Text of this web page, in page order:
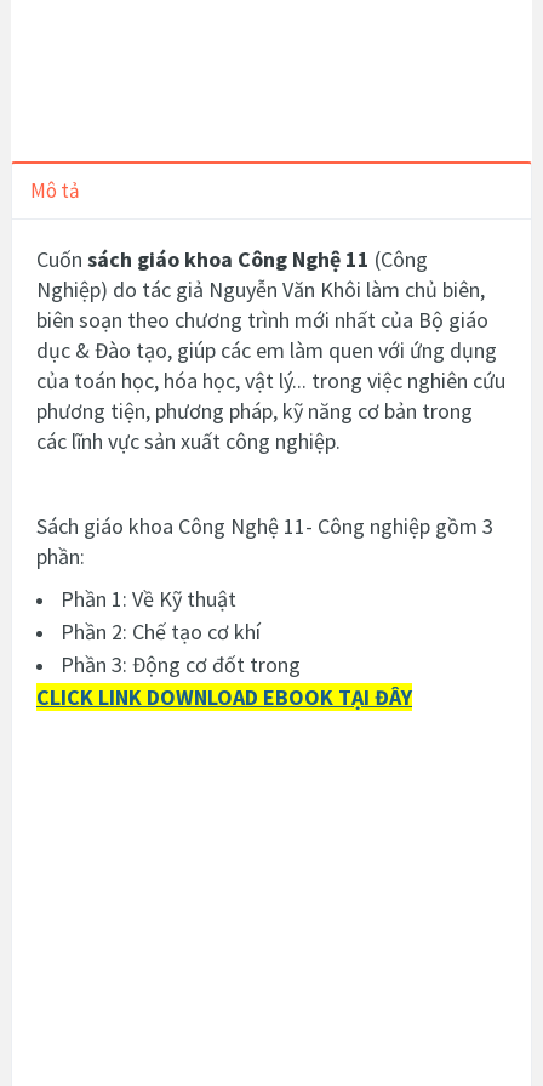
Mô tả
Cuốn sách giáo khoa Công Nghệ 11 (Công
Nghiệp) do tác giả Nguyễn Văn Khôi làm chủ biên,
biên soạn theo chương trình mới nhất của Bộ giáo
dục & Đào tạo, giúp các em làm quen với ứng dụng
của toán học, hóa học, vật lý... trong việc nghiên cứu
phương tiện, phương pháp, kỹ năng cơ bản trong
các lĩnh vực sản xuất công nghiệp.
Sách giáo khoa Công Nghệ 11- Công nghiệp gồm 3
phần:
Phần 1: Về Kỹ thuật
Phần 2: Chế tạo cơ khí
Phần 3: Động cơ đốt trong
CLICK LINK DOWNLOAD EBOOK TẠI ĐÂY